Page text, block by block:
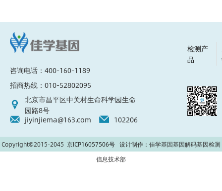
咨询电话：400-160-1189
招商热线：010-52802095
北京市昌平区中关村生命科学园生命
园路8号
jiyinjiema@163.com
102206
检测产
品
Copyright©2015-2045 京ICP16057506号 设计制作：佳学基因基因解码基因检测
信息技术部